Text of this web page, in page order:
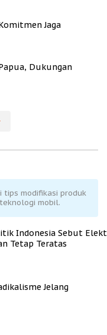
Jaga
Dukungan
modifikasi produk
mobil.
Indonesia Sebut
Tetap Teratas
Jelang